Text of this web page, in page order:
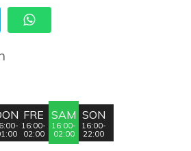
FRE
16:00-
02:00
SAM
16:00-
02:00
SON
16:00-
22:00